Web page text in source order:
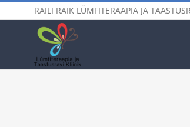
to
RAILI RAIK LÜMFITERAAPIA JA